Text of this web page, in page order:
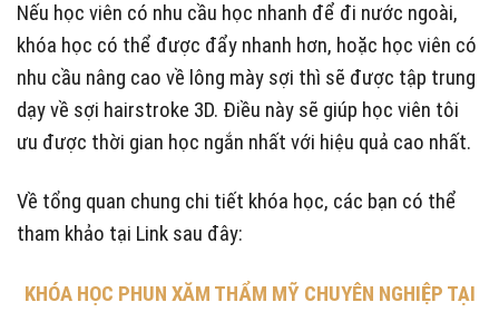
Nếu học viên có nhu cầu học nhanh để đi nước ngoài,
khóa học có thể được đẩy nhanh hơn, hoặc học viên có
nhu cầu nâng cao về lông mày sợi thì sẽ được tập trung
dạy về sợi hairstroke 3D. Điều này sẽ giúp học viên tôi
ưu được thời gian học ngắn nhất với hiệu quả cao nhất.
Về tổng quan chung chi tiết khóa học, các bạn có thể
tham khảo tại Link sau đây:
KHÓA HỌC PHUN XĂM THẨM MỸ CHUYÊN NGHIỆP TẠI